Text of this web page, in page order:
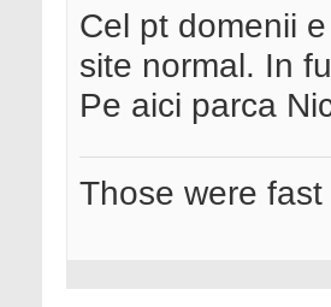
Cel pt domenii
site normal. In
Pe aici parca
Those were